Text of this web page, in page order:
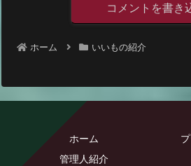
コメントを書き
ホーム いいもの紹介
ホーム
管理人紹介